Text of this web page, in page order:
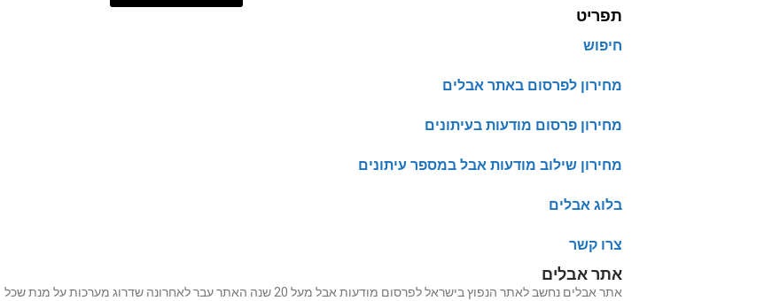
תפריט
חיפוש
מחירון לפרסום באתר אבלים
מחירון פרסום מודעות בעיתונים
מחירון שילוב מודעות אבל במספר עיתונים
בלוג אבלים
צרו קשר
אתר אבלים
אתר אבלים נחשב לאתר הנפוץ בישראל לפרסום מודעות אבל מעל 20 שנה האתר עבר לאחרונה שדרוג מערכות על מנת שכל